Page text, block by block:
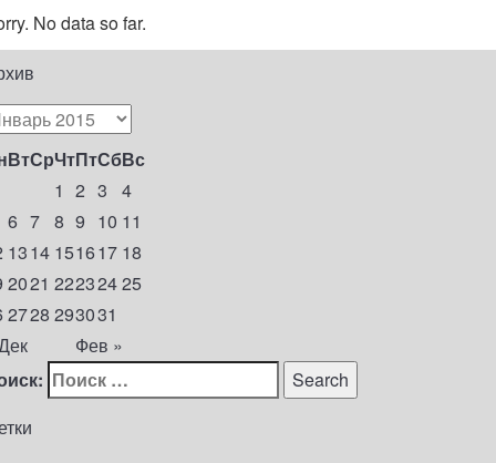
No data so far.
ВтСрЧтПтСбВс
Фев »
1 2 3
4
6 7 8 9 10 11
1314 151617 18
2021 22232425
2728 293031